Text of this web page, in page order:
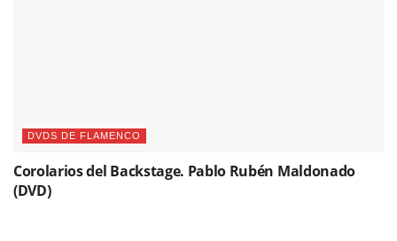
DVDS DE FLAMENCO
Corolarios del Backstage. Pablo Rubén Maldonado
(DVD)